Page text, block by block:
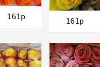
161р 161р